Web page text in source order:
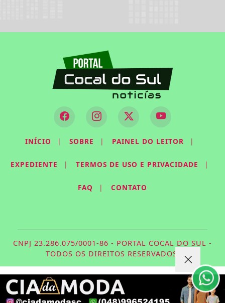
INÍCIO | SOBRE | PAINEL DO LEITOR |
EXPEDIENTE | TERMOS DE USO E PRIVACIDADE |
FAQ | CONTATO
CNPJ 23.286.075/0001-86 - PORTAL COCAL DO SUL -
TODOS OS DIREITOS RESERVADOS.
entendemos que você concorda com nossos Termos
de Uso e Privacidade.
CLICANDO AQUI
PROSSEGUIR